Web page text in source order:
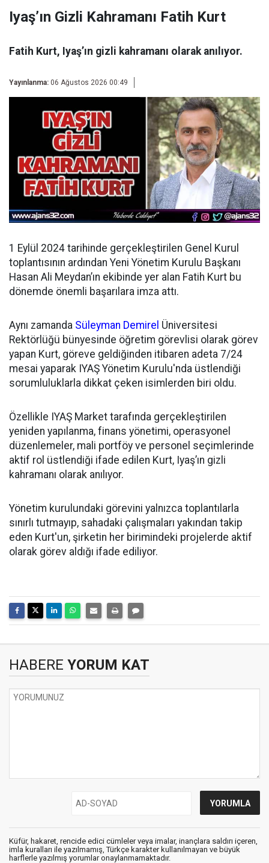
Iyaş’ın Gizli Kahramanı Fatih Kurt
Fatih Kurt, Iyaş’ın gizli kahramanı olarak anılıyor.
Yayınlanma: 06 Ağustos 2026 00:49
1 Eylül 2024 tarihinde gerçekleştirilen Genel Kurul
toplantısının ardından Yeni Yönetim Kurulu Başkanı
Hasan Ali Meydan’ın ekibinde yer alan Fatih Kurt bu
dönemde önemli başarılara imza attı.
Aynı zamanda Süleyman Demirel Üniversitesi
Rektörlüğü bünyesinde öğretim görevlisi olarak görev
yapan Kurt, göreve geldiğinden itibaren adeta 7/24
mesai yaparak IYAŞ Yönetim Kurulu'nda üstlendiği
sorumluluklarla dikkat çeken isimlerden biri oldu.
Özellikle IYAŞ Market tarafında gerçekleştirilen
yeniden yapılanma, finans yönetimi, operasyonel
düzenlemeler, mali portföy ve personel seçimlerinde
aktif rol üstlendiği ifade edilen Kurt, Iyaş’ın gizli
kahramanı olarak anılıyor.
Yönetim kurulundaki görevini yalnızca toplantılarla
sınırlı tutmayıp, sahadaki çalışmaları yakından takip
eden Kurt'un, şirketin her birimindeki projelerde aktif
olarak görev aldığı ifade ediliyor.
HABERE YORUM KAT
Küfür, hakaret, rencide edici cümleler veya imalar, inançlara saldırı içeren,
imla kuralları ile yazılmamış, Türkçe karakter kullanılmayan ve büyük
harflerle yazılmış yorumlar onaylanmamaktadır.